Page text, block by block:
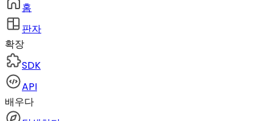
홈
판자
확장
SDK
API
배우다